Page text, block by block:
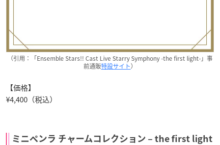
（引用：「Ensemble Stars!! Cast Live Starry Symphony -the first light-」事
前通販特設サイト）
【価格】
¥4,400（税込）
ミニペンラ チャームコレクション – the first light